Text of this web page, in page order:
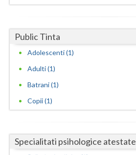
Hunedoara
Ialomita
Iasi
Ilfov
Maramures
Mures
Public Tinta
Adolescenti (1)
Adulti (1)
Batrani (1)
Copii (1)
Specialitati psihologice atestate